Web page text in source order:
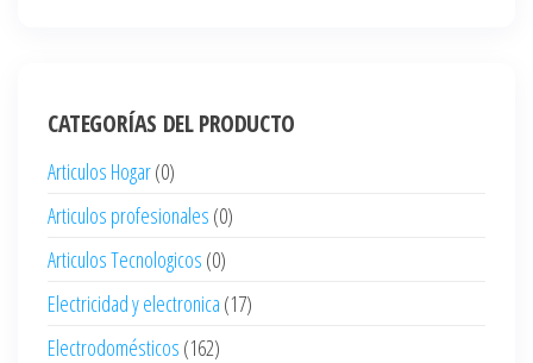
CATEGORÍAS DEL PRODUCTO
Articulos Hogar(0)
Articulos profesionales (0)
Articulos Tecnologicos (0)
Electricidad y electronica (17)
Electrodomésticos (162)